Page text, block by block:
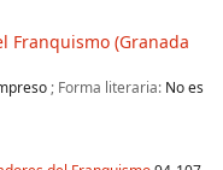
Franquismo(Granada
; Forma literaria: No es